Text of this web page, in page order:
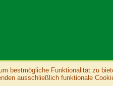
bestmögliche Funktionalität zu
ausschließlich funktionale